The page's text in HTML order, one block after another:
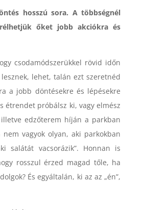
hosszú sora. A többségnél
őket jobb akciókra és
csodamódszerükkel rövid időn
lehet, talán ezt szeretnéd
a jobb döntésekre és lépésekre
étrendet próbálsz ki, vagy elmész
edzőterem híján a parkban
vagyok olyan, aki parkokban
salátát vacsorázik”. Honnan is
rosszul érzed magad tőle, ha
És egyáltalán, ki az az „én”,